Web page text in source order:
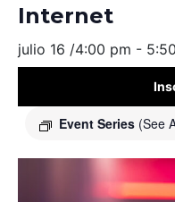
Internet
julio 16 /4:00 pm -
Event Series (See